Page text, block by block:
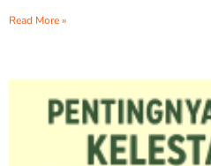
Read More »